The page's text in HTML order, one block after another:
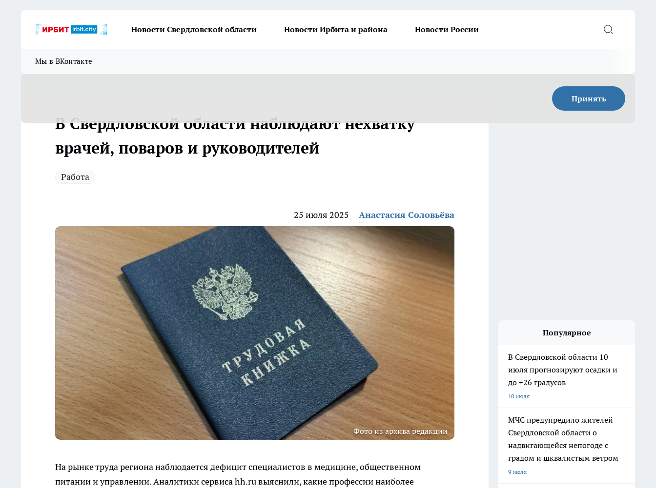
Новости Свердловской области Новости Ирбита и района Новости России
Мы в ВКонтакте
Принять
В Свердловской области наблюдают нехватку
врачей, поваров и руководителей
Работа
25 июля 2025 Анастасия Соловьёва
Фото из архива редакции
На рынке труда региона наблюдается дефицит специалистов в медицине, общественном
питании и управлении. Аналитики сервиса hh.ru выяснили, какие профессии наиболее
Популярное
В Свердловской области 10
июля прогнозируют осадки и
до +26 градусов
10 июля
МЧС предупредило жителей
Свердловской области о
надвигающейся непогоде с
градом и шквалистым ветром
9 июля